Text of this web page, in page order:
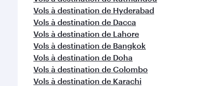
Vols à destination de Hyderabad
Vols à destination de Dacca
Vols à destination de Lahore
Vols à destination de Bangkok
Vols à destination de Doha
Vols à destination de Colombo
Vols à destination de Karachi